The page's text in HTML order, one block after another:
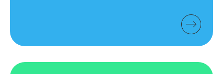
fastholde en eksisterende. Derfor er det vigtigt